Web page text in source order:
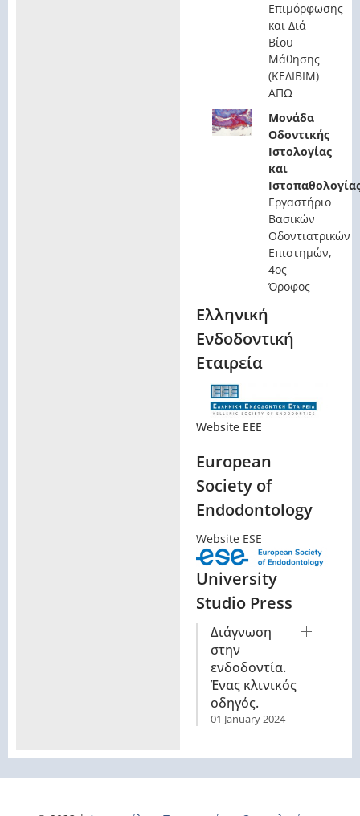
Επιμόρφωσης
και Διά
Βίου
Μάθησης
(ΚΕΔΙΒΙΜ)
ΑΠΩ
Μονάδα
Οδοντικής
Ιστολογίας
και
Εργαστήριο
Βασικών
Οδοντιατρικών
Επιστημών,
4ος
Όροφος
Ελληνική
Ενδοδοντική
Εταιρεία
Website EEE
European
Society of
Endodontology
Website ESE
University
Studio Press
Διάγνωση
στην
ενδοδοντία.
Ένας κλινικός
οδηγός.
01 January 2024